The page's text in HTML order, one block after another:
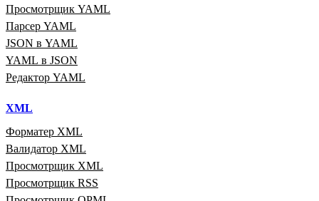
Просмотрщик YAML
Парсер YAML
JSON в YAML
YAML в JSON
Редактор YAML
XML
Форматер XML
Валидатор XML
Просмотрщик XML
Просмотрщик RSS